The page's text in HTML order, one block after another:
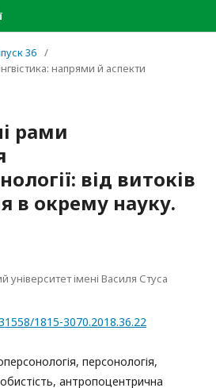
36 /
напрями й аспекти
рами
від витоків
в окрему науку.
імені Василя Стуса
1815-3070.2018.36.22
персонологія,
антропоцентрична